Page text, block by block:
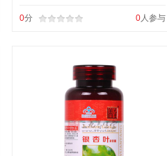
0人参与
0分